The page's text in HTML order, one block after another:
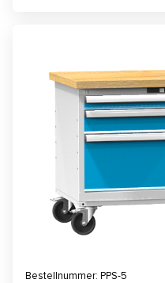
Bestellnummer: PPS-5